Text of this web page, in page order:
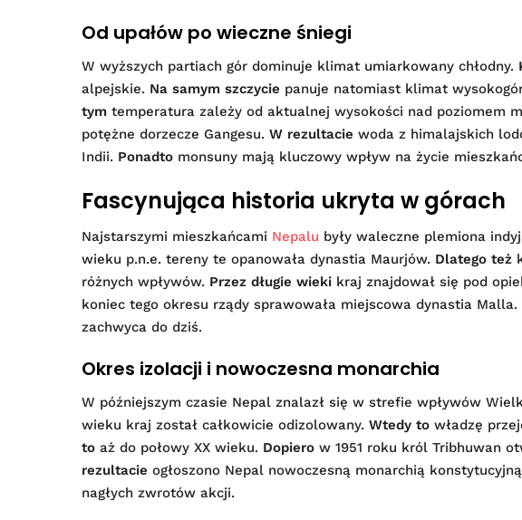
Od upałów po wieczne śniegi
W wyższych partiach gór dominuje klimat umiarkowany chłodny.
alpejskie. Na samym szczycie panuje natomiast klimat
tym temperatura zależy od aktualnej wysokości nad poziomem
potężne dorzecze Gangesu. W rezultacie woda z himalajskich
Indii. Ponadto monsuny mają kluczowy wpływ na życie
Fascynująca historia ukryta w górach
Najstarszymi mieszkańcami Nepalu były waleczne plemiona
wieku p.n.e. tereny te opanowała dynastia Maurjów. Dlatego też
różnych wpływów. Przez długie wieki kraj znajdował się pod
koniec tego okresu rządy sprawowała miejscowa dynastia Malla.
zachwyca do dziś.
Okres izolacji i nowoczesna monarchia
W późniejszym czasie Nepal znalazł się w strefie wpływów
wieku kraj został całkowicie odizolowany. Wtedy to władzę
to aż do połowy XX wieku. Dopiero w 1951 roku król Tribhuwan
rezultacie ogłoszono Nepal nowoczesną monarchią
nagłych zwrotów akcji.